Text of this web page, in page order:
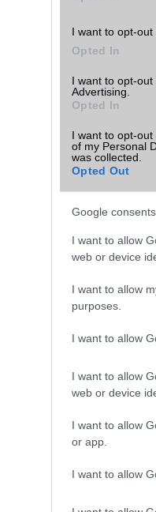
I want to opt-out
Opted In
I want to opt-
Advertising.
Opted In
I want to opt-
of my Personal
was collected.
Opted Out
Google consents
I want to allow
web or device
I want to allow
purposes.
I want to allow
I want to allow
web or device
I want to allow
or app.
I want to allow
Samsung Galaxy
Friss hírek a
További Samsung
tabletek